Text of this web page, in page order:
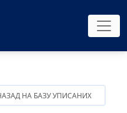
НА БАЗУ УПИСАНИХ